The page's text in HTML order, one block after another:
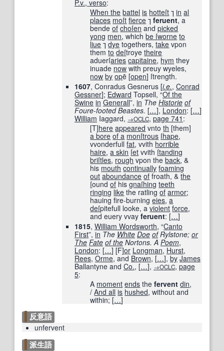
P.v., verso:
When the battel is hotteſt ⁊in al
places moſt fierce ⁊feruent, a
bendeof choſen andpicked
yong men, whichbe ſworne to
liue ⁊dye togethers,take vpon
themto deſtroyetheire
aduerſaries capitaine, hym they
inuade now with preuy wyeles,
now by opē [open] ſtrength.
1607, Conradus Gesnerus [i.e., Conrad
Gessner]; Edward Topsell, “Of the
Swine in Generall”, in The Historie of
Foure-footed Beastes. […], London: […]
William Iaggard, →OCLC, page 741 :
[T]here appeared vntoth [them]
a bore of a monſtrous ſhape,
vvonderfullfat, vvith horrible
haire,a skin ſet vvith ſtanding
briſtles, rough vpon theback, &
his mouth continually foaming
out aboundance of froath, &the
ſoundof hisgnaſhing teeth
ringing like the ratlingof armor;
hauing fire-burningeies,a
deſpitefull looke, aviolent force,
and euery vvayferuent: […]
1815, William Wordsworth, “Canto
First”, in The White Doe ofRylstone; or
The Fate of the Nortons. A Poem,
London: […] [F]or Longman, Hurst,
Rees, Orme, and Brown, […], by James
Ballantyne and Co., […], →OCLC, page
5:
A moment ends thefervent din,
/And all is hushed, without and
within; […]
反意語
unfervent
派生語